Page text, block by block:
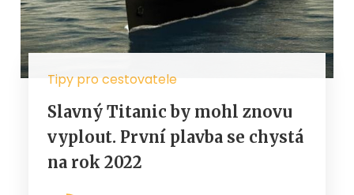
Tipy pro cestovatele
Slavný Titanic by mohl znovu
vyplout. První plavba se chystá
na rok 2022